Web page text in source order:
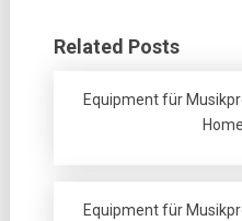
Related Posts
Equipment für
Equipment für